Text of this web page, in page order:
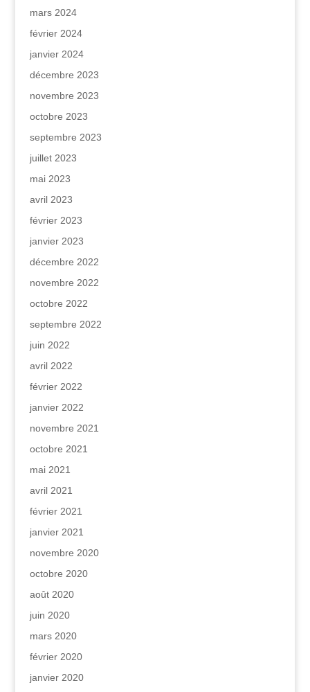
mars 2024
février 2024
janvier 2024
décembre 2023
novembre 2023
octobre 2023
septembre 2023
juillet 2023
mai 2023
avril 2023
février 2023
janvier 2023
décembre 2022
novembre 2022
octobre 2022
septembre 2022
juin 2022
avril 2022
février 2022
janvier 2022
novembre 2021
octobre 2021
mai 2021
avril 2021
février 2021
janvier 2021
novembre 2020
octobre 2020
août 2020
juin 2020
mars 2020
février 2020
janvier 2020